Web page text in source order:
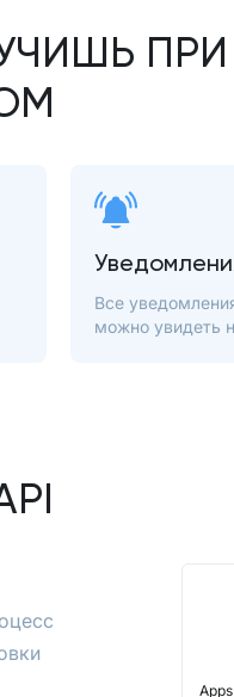
ПРИ
Все
можно увидеть